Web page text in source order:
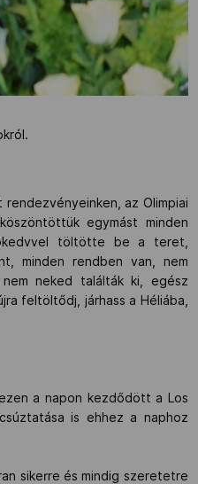
az Olimpiai
egymást minden
töltötte be a teret,
minden rendben van, nem
neked találták ki, egész
feltöltődj, járhass a Héliába,
a napon kezdődött a Los
is ehhez a naphoz
sikerre és mindig szeretetre